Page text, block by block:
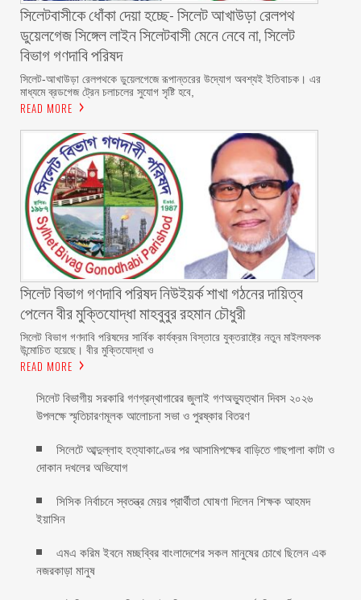
‎সিলেটবাসীকে ধোঁকা দেয়া হচ্ছে- সিলেট আখাউড়া রেলপথ
ডুয়েলগেজ সিঙ্গেল লাইন সিলেটবাসী মেনে নেবে না, সিলেট
বিভাগ গণদাবি পরিষদ
‎​সিলেট-আখাউড়া রেলপথকে ডুয়েলগেজে রূপান্তরের উদ্যোগ অবশ্যই ইতিবাচক। এর
মাধ্যমে ব্রডগেজ ট্রেন চলাচলের সুযোগ সৃষ্টি হবে,
READ MORE
সিলেট বিভাগ গণদাবি পরিষদ নিউইয়র্ক শাখা গঠনের দায়িত্ব
পেলেন বীর মুক্তিযোদ্ধা মাহবুবুর রহমান চৌধুরী ‎ ‎
‎সিলেট বিভাগ গণদাবি পরিষদের সার্বিক কার্যক্রম বিস্তারে যুক্তরাষ্ট্রে নতুন মাইলফলক
উন্মোচিত হয়েছে। বীর মুক্তিযোদ্ধা ও
READ MORE
সিলেট বিভাগীয় সরকারি গণগ্রন্থাগারের জুলাই গণঅভ্যুত্থান দিবস ২০২৬
উপলক্ষে স্মৃতিচারণমূলক আলোচনা সভা ও পুরষ্কার বিতরণ ‎ ‎
সিলেটে আব্দুল্লাহ হত্যাকাণ্ডের পর আসামিপক্ষের বাড়িতে গাছপালা কাটা ও
দোকান দখলের অভিযোগ
সিসিক নির্বাচনে স্বতন্ত্র মেয়র প্রার্থীতা ঘোষণা দিলেন শিক্ষক আহমদ
ইয়াসিন
এমএ করিম ইবনে মচ্ছব্বির বাংলাদেশের সকল মানুষের চোখে ছিলেন এক
নজরকাড়া মানুষ ‎